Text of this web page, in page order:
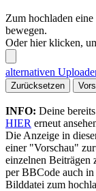
Zum hochladen
bewegen.
Oder hier klicken,
alternativen
Zurücksetzen
INFO: Deine
HIER erneut
Die Anzeige in
einer "Vorschau"
einzelnen Beiträgen
per BBCode auch
Bilddatei zum